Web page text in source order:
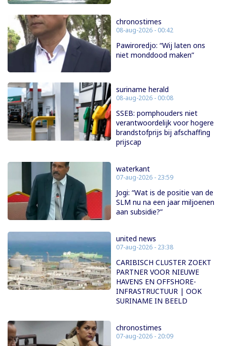
chronostimes
08-aug-2026 - 00:42
Pawiroredjo: “Wij laten ons
niet monddood maken”
suriname herald
08-aug-2026 - 00:08
SSEB: pomphouders niet
verantwoordelijk voor hogere
brandstofprijs bij afschaffing
prijscap
waterkant
07-aug-2026 - 23:59
Jogi: “Wat is de positie van de
SLM nu na een jaar miljoenen
aan subsidie?”
united news
07-aug-2026 - 23:38
CARIBISCH CLUSTER ZOEKT
PARTNER VOOR NIEUWE
HAVENS EN OFFSHORE-
INFRASTRUCTUUR | OOK
SURINAME IN BEELD
chronostimes
07-aug-2026 - 20:09